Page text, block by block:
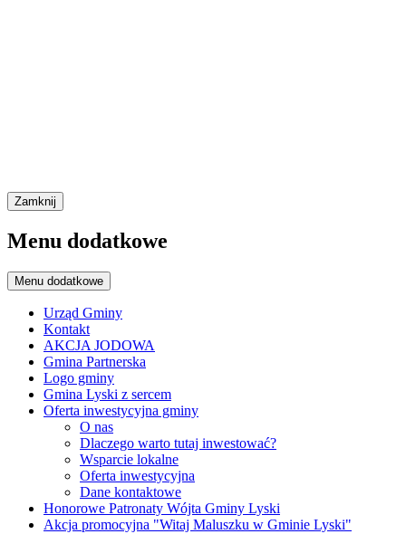
Zamknij
Menu dodatkowe
Menu dodatkowe
Urząd Gminy
Kontakt
AKCJA JODOWA
Gmina Partnerska
Logo gminy
Gmina Lyski z sercem
Oferta inwestycyjna gminy
O nas
Dlaczego warto tutaj inwestować?
Wsparcie lokalne
Oferta inwestycyjna
Dane kontaktowe
Honorowe Patronaty Wójta Gminy Lyski
Akcja promocyjna "Witaj Maluszku w Gminie Lyski"